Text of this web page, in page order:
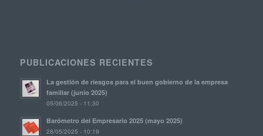
PUBLICACIONES RECIENTES
La gestión de riesgos para el buen gobierno de la empresa
familiar (junio 2025)
05/06/2025 - 11:30
Barómetro del Empresario 2025 (mayo 2025)
28/05/2025 - 10:19